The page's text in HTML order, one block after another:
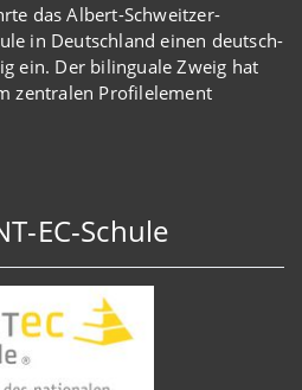
das Albert-Schweitzer-
in Deutschland einen deutsch-
ein. Der bilinguale Zweig hat
zentralen Profilelement
EC-Schule